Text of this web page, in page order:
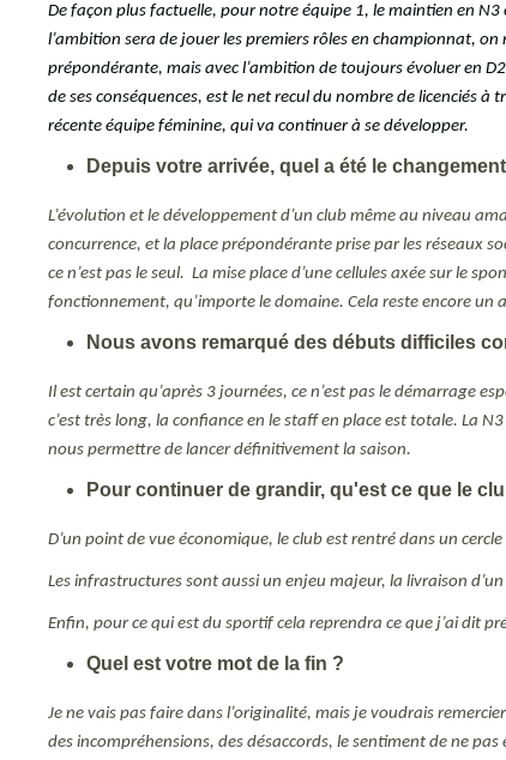
De façon plus factuelle, pour notre équipe 1, le maintien en
l’ambition sera de jouer les premiers rôles en championnat,
prépondérante, mais avec l’ambition de toujours évoluer en
de ses conséquences, est le net recul du nombre de licenciés
récente équipe féminine, qui va continuer à se développer.
Depuis votre arrivée, quel a été le
L’évolution et le développement d’un club même au niveau
concurrence, et la place prépondérante prise par les réseaux
ce n’est pas le seul. La mise place d’une cellules axée sur le
fonctionnement, qu’importe le domaine. Cela reste encore un
Nous avons remarqué des débuts difficiles
Il est certain qu’après 3 journées, ce n’est pas le démarrage
c’est très long, la confiance en le staff en place est totale. La
nous permettre de lancer définitivement la saison.
Pour continuer de grandir, qu'est ce que le
D’un point de vue économique, le club est rentré dans un
Les infrastructures sont aussi un enjeu majeur, la livraison
Enfin, pour ce qui est du sportif cela reprendra ce que j’ai dit
Quel est votre mot de la fin ?
Je ne vais pas faire dans l’originalité, mais je voudrais
des incompréhensions, des désaccords, le sentiment de ne